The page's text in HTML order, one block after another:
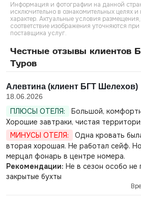
Информация и фотографии на данной
исключительно в ознакомительных целях
характер. Актуальные условия
соответствие изображения уточняются
поставщика услуг.
Честные отзывы клиентов
Туров
Алевтина (клиент БГТ Шелехов)
18.06.2026
ПЛЮСЫ ОТЕЛЯ:
Большой,
Хорошие завтраки, чистая
МИНУСЫ ОТЕЛЯ:
Одна кровать
вторая хорошая. Не работал сейф.
мерцал фонарь в центре номера.
Рекомендации: Не в сезон особо не
закрытые бухты